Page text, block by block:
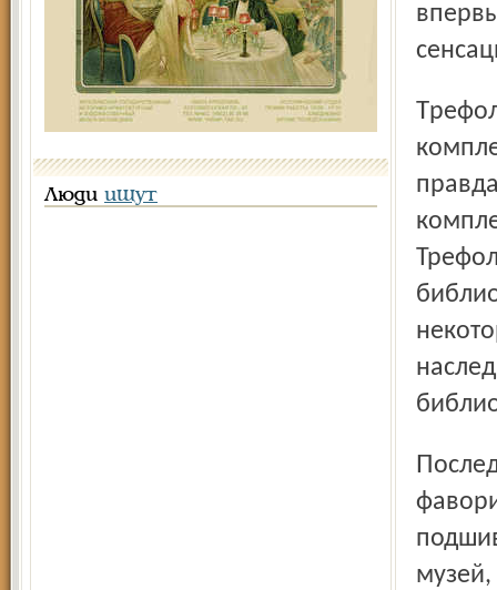
Люди ищут
Трефолеву, как выясняется, все же удалось отпечатать
Последним владельцем раритета был кремлевский
музей,